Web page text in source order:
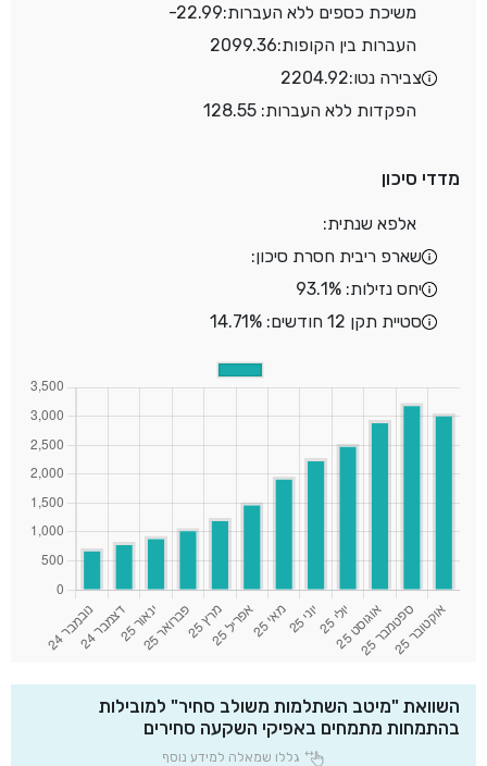
משיכת כספים ללא העברות:-22.99
העברות בין הקופות:2099.36
צבירה נטו:2204.92
הפקדות ללא העברות: 128.55
מדדי סיכון
אלפא שנתית:
שארפ ריבית חסרת סיכון:
יחס נזילות: 93.1%
סטיית תקן 12 חודשים: 14.71%
השוואת "מיטב השתלמות משולב סחיר" למובילות
בהתמחות מתמחים באפיקי השקעה סחירים
גללו שמאלה למידע נוסף